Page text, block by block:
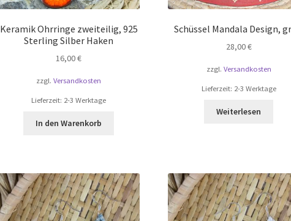
Keramik Ohrringe zweiteilig, 925
Sterling Silber Haken
16,00€
zzgl.Versandkosten
Lieferzeit: 2-3 Werktage
In den Warenkorb
Schüssel Mandala Design,
28,00€
zzgl. Versandkosten
Lieferzeit: 2-3 Werktage
Weiterlesen